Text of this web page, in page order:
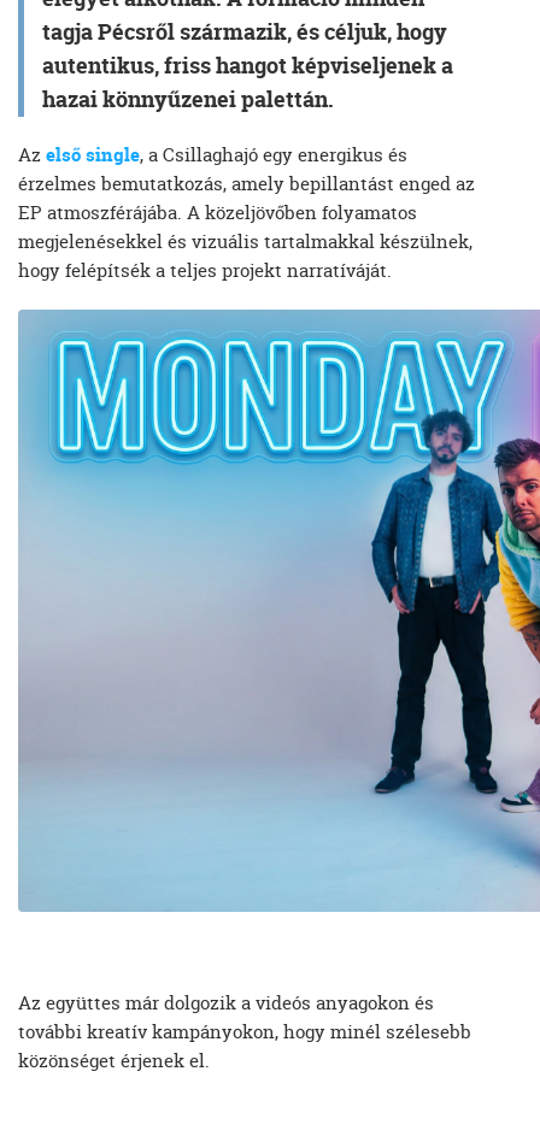
tagjaPécsről származik, és céljuk, hogy
autentikus, friss hangot képviseljenek a
hazai könnyűzenei palettán.
Az első single, a Csillaghajó egy energikus és
érzelmes bemutatkozás, amely bepillantást enged az
EP atmoszférájába. A közeljövőben folyamatos
megjelenésekkel és vizuális tartalmakkal készülnek,
hogy felépítsék a teljes projekt narratíváját.
Az együttes már dolgozik a videós anyagokon és
további kreatív kampányokon, hogy minél szélesebb
közönséget érjenek el.